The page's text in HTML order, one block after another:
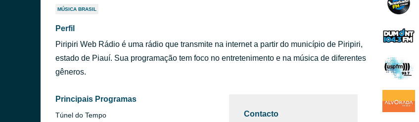
MÚSICA BRASIL
Perfil
Piripiri Web Rádio é uma rádio que transmite na internet a partir do município de Piripiri,
estado de Piauí. Sua programação tem foco no entretenimento e na música de diferentes
gêneros.
Principais Programas
Túnel do Tempo
Contacto